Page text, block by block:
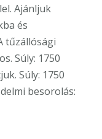
Ajánljuk
és
tűzállósági
Súly: 1750
Súly: 1750
besorolás: